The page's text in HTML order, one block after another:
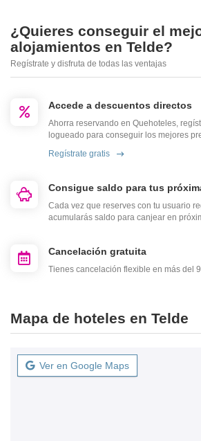
¿Quieres conseguir el
alojamientos en Telde?
Regístrate y disfruta de todas las ventajas
Accede a descuentos directos
Ahorra reservando en Quehoteles,
logueado para conseguir los mejores
Regístrate gratis
Consigue saldo para tus
Cada vez que reserves con tu usuario
acumularás saldo para canjear en
Cancelación gratuita
Tienes cancelación flexible en más del
Mapa de hoteles en Telde
Ver en Google Maps